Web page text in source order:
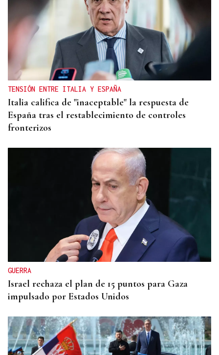
TENSIÓN ENTRE ITALIA Y ESPAÑA
Italia califica de "inaceptable" la respuesta de
España tras el restablecimiento de controles
fronterizos
GUERRA
Israel rechaza el plan de 15 puntos para Gaza
impulsado por Estados Unidos